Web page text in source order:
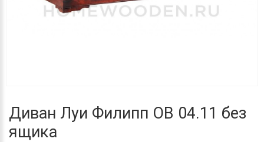
Диван Луи Филипп ОВ 04.11 без
ящика